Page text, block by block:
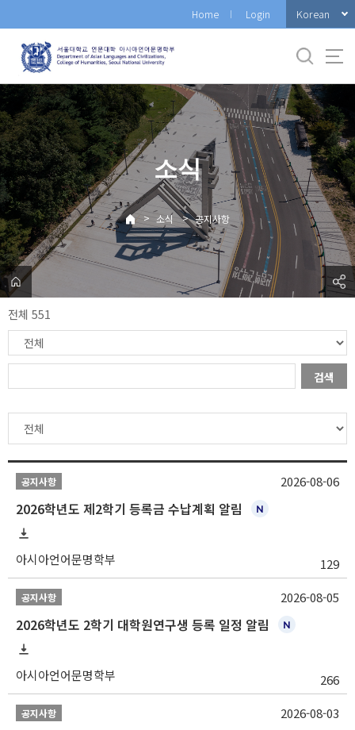
로
메
뉴
Home Login Korean
소식
> 소식 > 공지사항
전체 551
검색
공지사항
2026학년도 제2학기 등록금 수납계획 알림
아시아언어문명학부 129
2026-08-06
공지사항
2026학년도 2학기 대학원연구생 등록 일정 알림
아시아언어문명학부 266
2026-08-05
공지사항 2026-08-03